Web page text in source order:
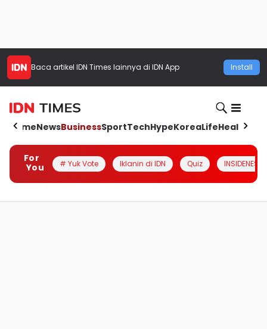
Baca artikel IDN Times lainnya di IDN App Install
HomeNewsBusinessSportTechHypeKoreaLifeHealth
For
You
# Yuk Vote Iklanin di IDN Quiz INSIDENESIA